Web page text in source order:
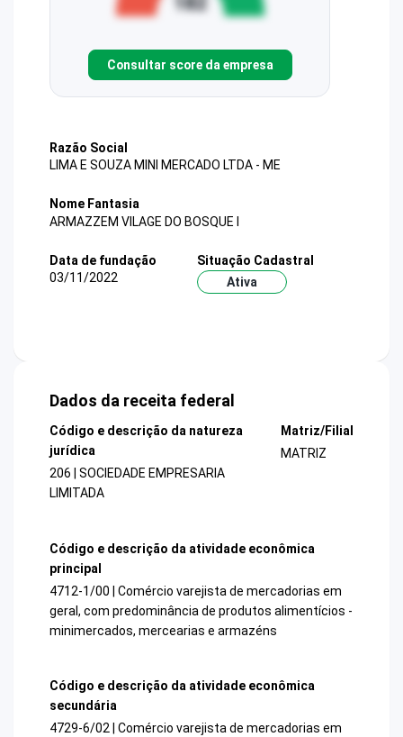
Consultar score da empresa
Razão Social
LIMA E SOUZA MINI MERCADO LTDA - ME
Nome Fantasia
ARMAZZEM VILAGE DO BOSQUE I
Data de fundação
03/11/2022
Situação Cadastral
Ativa
Dados da receita federal
Código e descrição da natureza
jurídica
206 | SOCIEDADE EMPRESARIA
LIMITADA
Matriz/Filial
MATRIZ
Código e descrição da atividade econômica
principal
4712-1/00 | Comércio varejista de mercadorias em
geral, com predominância de produtos alimentícios -
minimercados, mercearias e armazéns
Código e descrição da atividade econômica
secundária
4729-6/02 | Comércio varejista de mercadorias em